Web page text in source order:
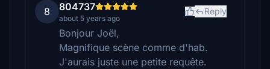
8 804737
about 5 years ago
Reply
Bonjour Joël,
Magnifique scène comme d'hab.
J'aurais juste une petite requête.